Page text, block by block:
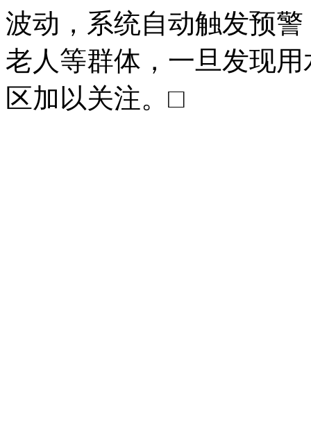
波动，系统自动触发预
老人等群体，一旦发现
区加以关注。□